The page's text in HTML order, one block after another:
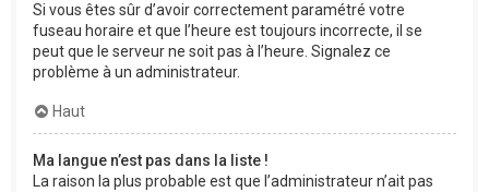
Si vous êtes sûr d’avoir correctement paramétré votre
fuseau horaire et que l’heure est toujours incorrecte, il se
peut que le serveur ne soit pas à l’heure. Signalez ce
problème à un administrateur.
Haut
Ma langue n’est pas dans la liste !
La raison la plus probable est que l’administrateur n’ait pas